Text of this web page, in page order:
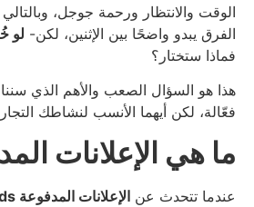
الوقت والانتظار ورحمة جوجل،
الفرق يبدو واضحًا بين الإثنين، لكن- لو
فماذا ستختار؟
هذا هو السؤال الصعب والأهم الذي
فعّالة، لكن أيهما الأنسب لنشاطك
ما هي الإعلانات
عندما تتحدث عن الإعلانات المدفوعة Paid ads